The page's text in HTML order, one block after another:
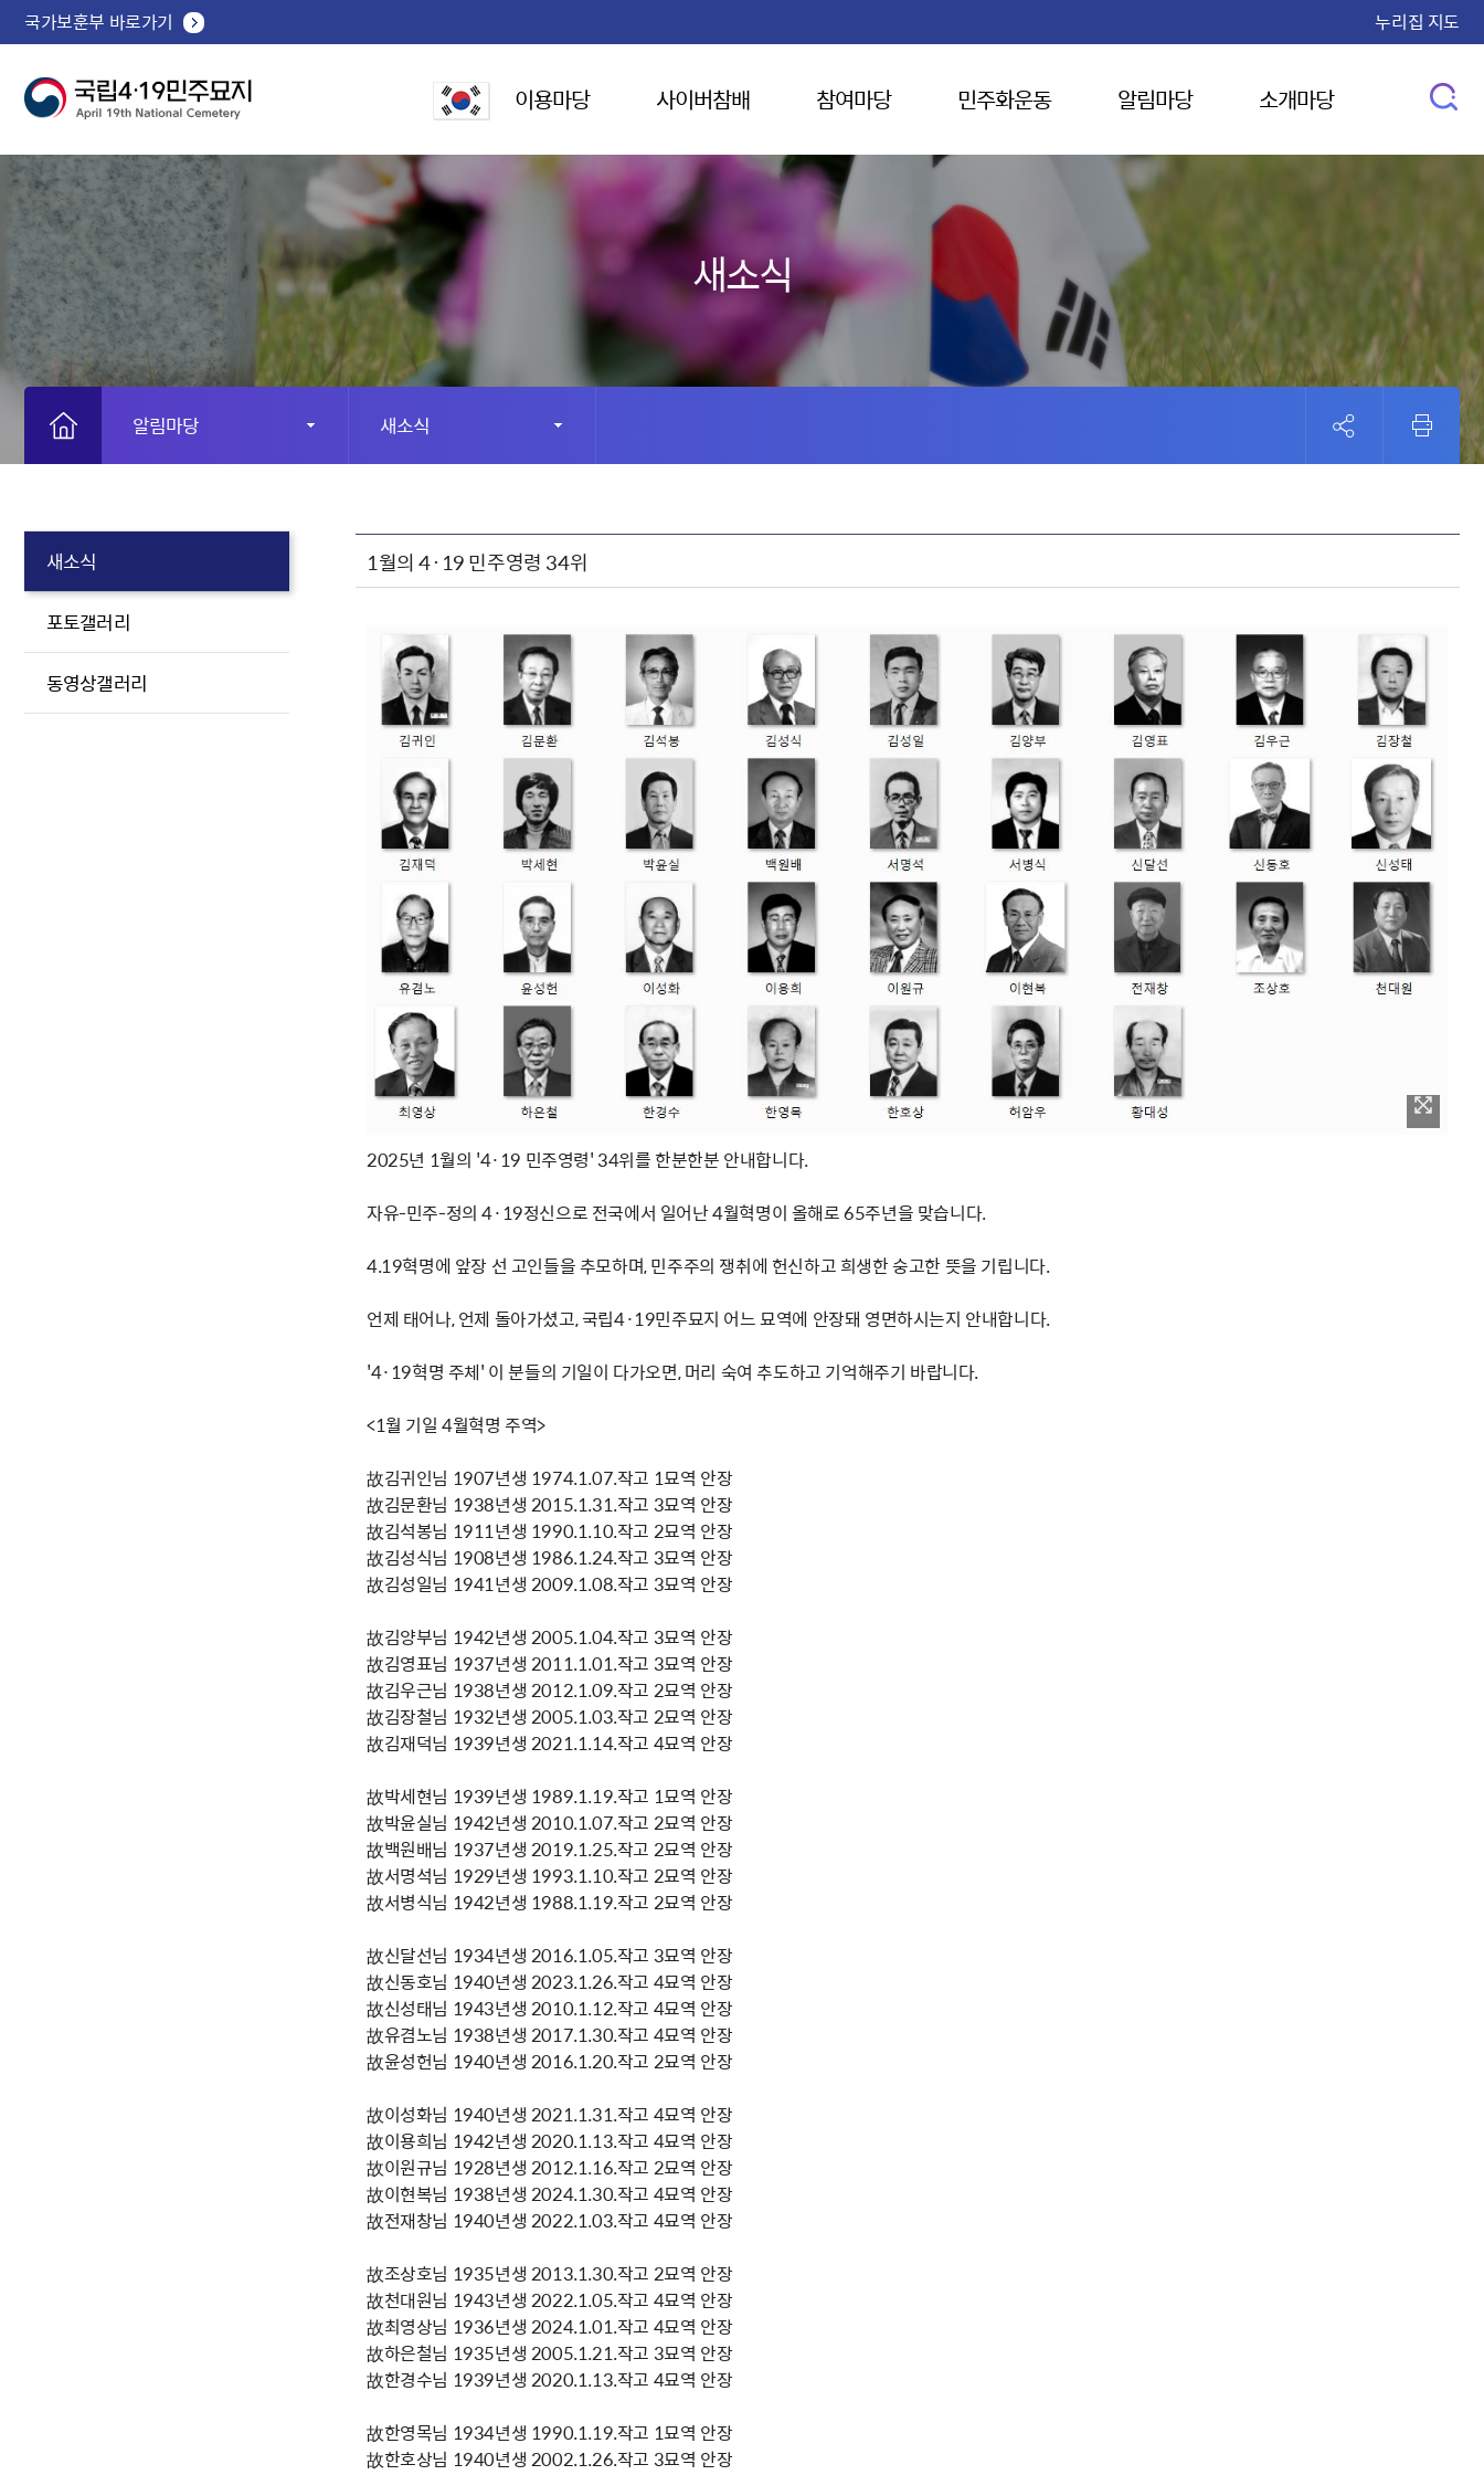
국가보훈부 바로가기 누리집 지도
이용마당 사이버참배 참여마당 민주화운동 알림마당 소개마당
새소식
알림마당 새소식
새소식
포토갤러리
동영상갤러리
1월의 4·19 민주영령 34위
2025년 1월의 '4·19 민주영령' 34위를 한분한분 안내합니다.
자유-민주-정의 4·19정신으로 전국에서 일어난 4월혁명이 올해로 65주년을 맞습니다.
4.19혁명에 앞장 선 고인들을 추모하며, 민주주의 쟁취에 헌신하고 희생한 숭고한 뜻을 기립니다.
언제 태어나, 언제 돌아가셨고, 국립4·19민주묘지 어느 묘역에 안장돼 영면하시는지 안내합니다.
'4·19혁명 주체' 이 분들의 기일이 다가오면, 머리 숙여 추도하고 기억해주기 바랍니다.
<1월 기일 4월혁명 주역>
故김귀인님 1907년생 1974.1.07.작고 1묘역 안장
故김문환님 1938년생 2015.1.31.작고 3묘역 안장
故김석봉님 1911년생 1990.1.10.작고 2묘역 안장
故김성식님 1908년생 1986.1.24.작고 3묘역 안장
故김성일님 1941년생 2009.1.08.작고 3묘역 안장
故김양부님 1942년생 2005.1.04.작고 3묘역 안장
故김영표님 1937년생 2011.1.01.작고 3묘역 안장
故김우근님 1938년생 2012.1.09.작고 2묘역 안장
故김장철님 1932년생 2005.1.03.작고 2묘역 안장
故김재덕님 1939년생 2021.1.14.작고 4묘역 안장
故박세현님 1939년생 1989.1.19.작고 1묘역 안장
故박윤실님 1942년생 2010.1.07.작고 2묘역 안장
故백원배님 1937년생 2019.1.25.작고 2묘역 안장
故서명석님 1929년생 1993.1.10.작고 2묘역 안장
故서병식님 1942년생 1988.1.19.작고 2묘역 안장
故신달선님 1934년생 2016.1.05.작고 3묘역 안장
故신동호님 1940년생 2023.1.26.작고 4묘역 안장
故신성태님 1943년생 2010.1.12.작고 4묘역 안장
故유겸노님 1938년생 2017.1.30.작고 4묘역 안장
故윤성헌님 1940년생 2016.1.20.작고 2묘역 안장
故이성화님 1940년생 2021.1.31.작고 4묘역 안장
故이용희님 1942년생 2020.1.13.작고 4묘역 안장
故이원규님 1928년생 2012.1.16.작고 2묘역 안장
故이현복님 1938년생 2024.1.30.작고 4묘역 안장
故전재창님 1940년생 2022.1.03.작고 4묘역 안장
故조상호님 1935년생 2013.1.30.작고 2묘역 안장
故천대원님 1943년생 2022.1.05.작고 4묘역 안장
故최영상님 1936년생 2024.1.01.작고 4묘역 안장
故하은철님 1935년생 2005.1.21.작고 3묘역 안장
故한경수님 1939년생 2020.1.13.작고 4묘역 안장
故한영목님 1934년생 1990.1.19.작고 1묘역 안장
故한호상님 1940년생 2002.1.26.작고 3묘역 안장